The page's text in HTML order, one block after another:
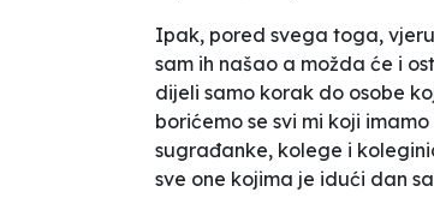
Ipak, pored svega toga,
sam ih našao a možda će i
dijeli samo korak do osobe
borićemo se svi mi koji
sugrađanke, kolege i
sve one kojima je idući dan